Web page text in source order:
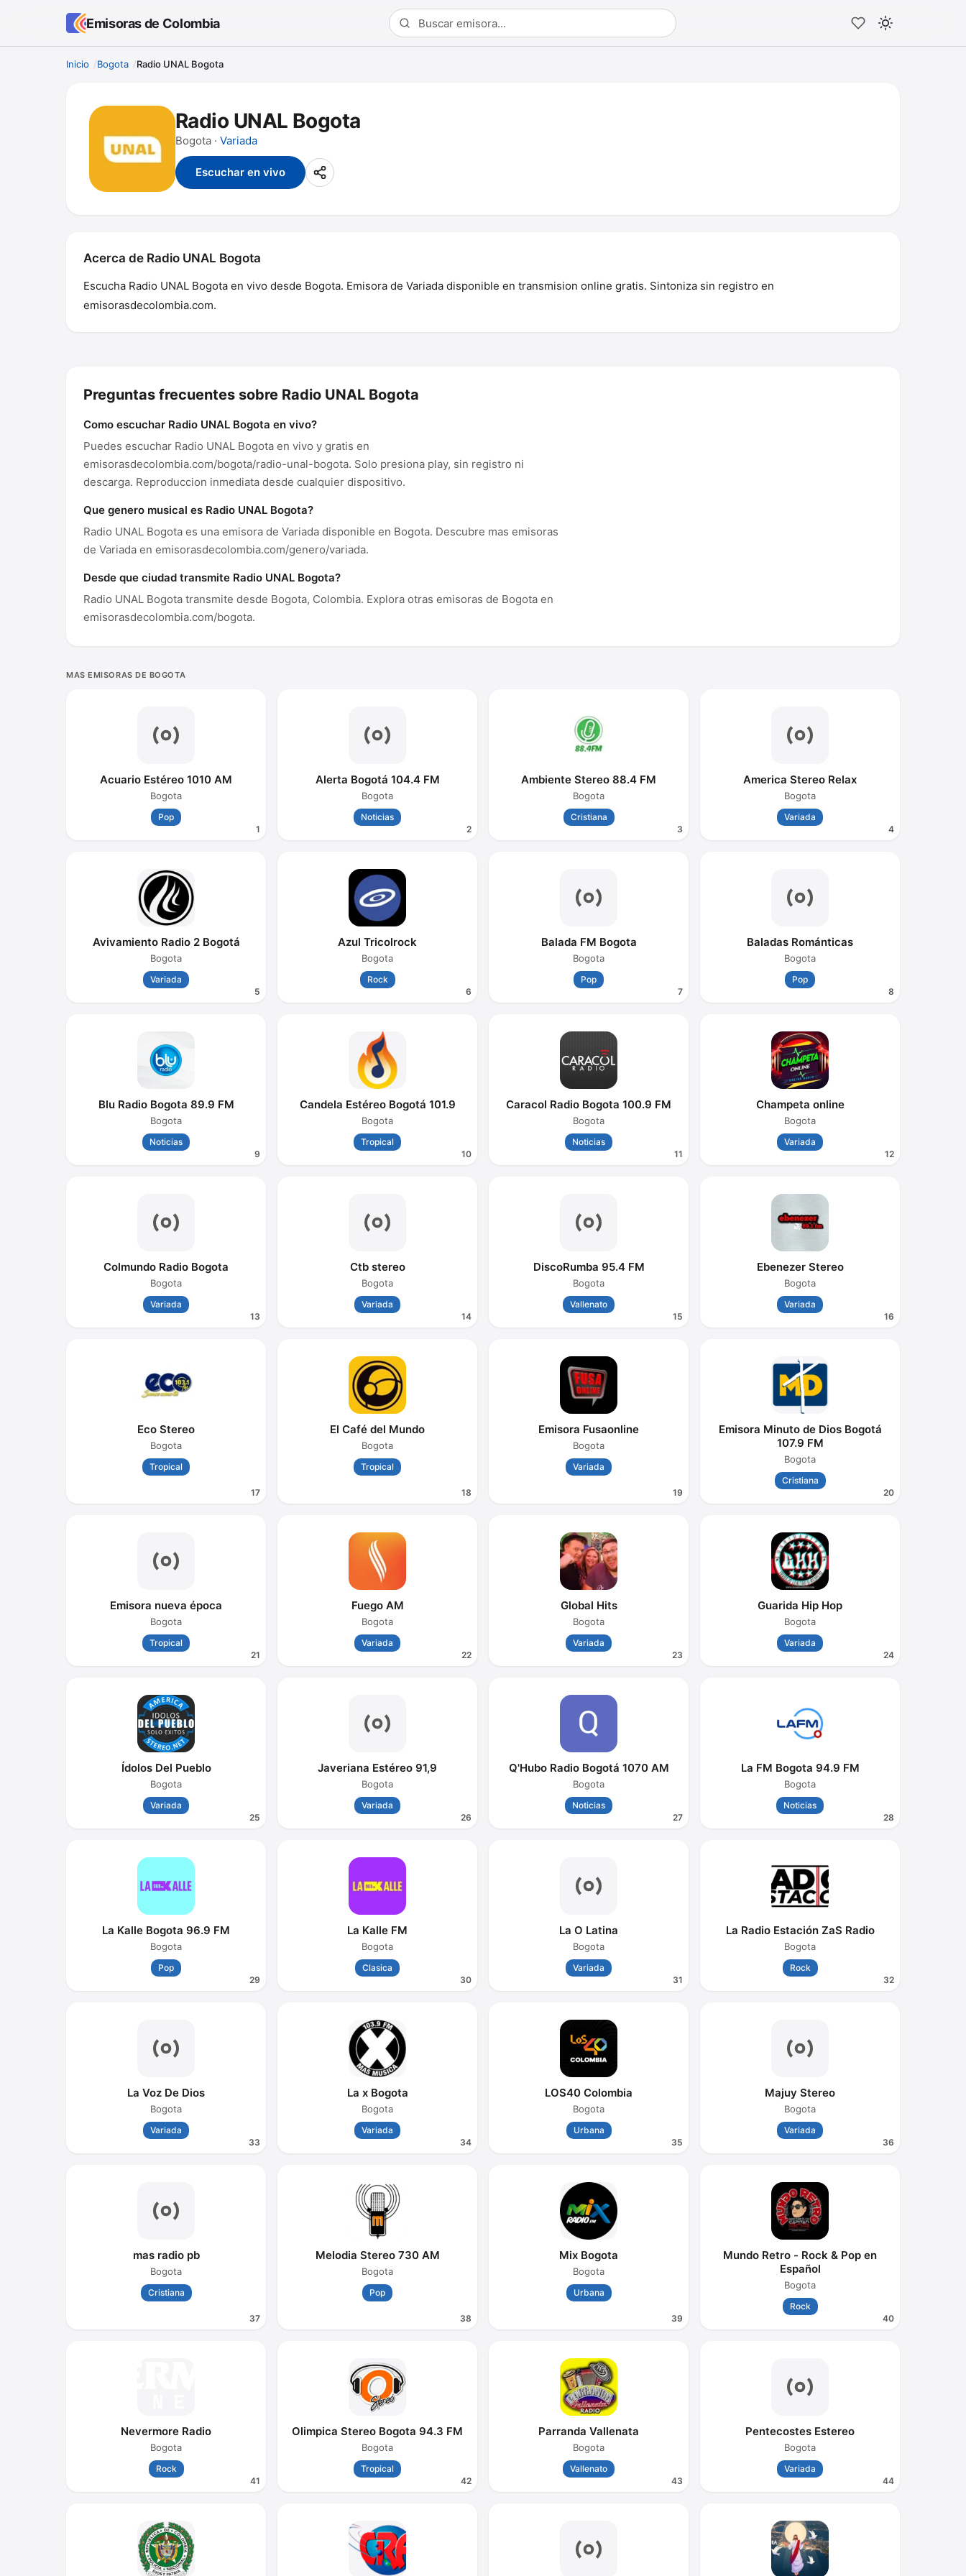
Emisoras de Colombia
Inicio Bogota Radio UNAL Bogota
Radio UNAL Bogota
Bogota · Variada
Escuchar en vivo
Acerca de Radio UNAL Bogota
Escucha Radio UNAL Bogota en vivo desde Bogota. Emisora de Variada disponible en transmision online gratis. Sintoniza sin registro en
emisorasdecolombia.com.
Preguntas frecuentes sobre Radio UNAL Bogota
Como escuchar Radio UNAL Bogota en vivo?
Puedes escuchar Radio UNAL Bogota en vivo y gratis en
emisorasdecolombia.com/bogota/radio-unal-bogota. Solo presiona play, sin registro ni
descarga. Reproduccion inmediata desde cualquier dispositivo.
Que genero musical es Radio UNAL Bogota?
Radio UNAL Bogota es una emisora de Variada disponible en Bogota. Descubre mas emisoras
de Variada en emisorasdecolombia.com/genero/variada.
Desde que ciudad transmite Radio UNAL Bogota?
Radio UNAL Bogota transmite desde Bogota, Colombia. Explora otras emisoras de Bogota en
emisorasdecolombia.com/bogota.
MAS EMISORAS DE BOGOTA
1
Acuario Estéreo 1010 AM
Bogota
Pop
2
Alerta Bogotá 104.4 FM
Bogota
Noticias
3
Ambiente Stereo 88.4 FM
Bogota
Cristiana
4
America Stereo Relax
Bogota
Variada
5
Avivamiento Radio 2 Bogotá
Bogota
Variada
6
Azul Tricolrock
Bogota
Rock
7
Balada FM Bogota
Bogota
Pop
8
Baladas Románticas
Bogota
Pop
9
Blu Radio Bogota 89.9 FM
Bogota
Noticias
10
Candela Estéreo Bogotá 101.9
Bogota
Tropical
11
Caracol Radio Bogota 100.9 FM
Bogota
Noticias
12
Champeta online
Bogota
Variada
13
Colmundo Radio Bogota
Bogota
Variada
14
Ctb stereo
Bogota
Variada
15
DiscoRumba 95.4 FM
Bogota
Vallenato
16
Ebenezer Stereo
Bogota
Variada
17
Eco Stereo
Bogota
Tropical
18
El Café del Mundo
Bogota
Tropical
19
Emisora Fusaonline
Bogota
Variada
20
Emisora Minuto de Dios Bogotá
107.9 FM
Bogota
Cristiana
21
Emisora nueva época
Bogota
Tropical
22
Fuego AM
Bogota
Variada
23
Global Hits
Bogota
Variada
24
Guarida Hip Hop
Bogota
Variada
25
Ídolos Del Pueblo
Bogota
Variada
26
Javeriana Estéreo 91,9
Bogota
Variada
27
Q'Hubo Radio Bogotá 1070 AM
Bogota
Noticias
28
La FM Bogota 94.9 FM
Bogota
Noticias
29
La Kalle Bogota 96.9 FM
Bogota
Pop
30
La Kalle FM
Bogota
Clasica
31
La O Latina
Bogota
Variada
32
La Radio Estación ZaS Radio
Bogota
Rock
33
La Voz De Dios
Bogota
Variada
34
La x Bogota
Bogota
Variada
35
LOS40 Colombia
Bogota
Urbana
36
Majuy Stereo
Bogota
Variada
37
mas radio pb
Bogota
Cristiana
38
Melodia Stereo 730 AM
Bogota
Pop
39
Mix Bogota
Bogota
Urbana
40
Mundo Retro - Rock & Pop en
Español
Bogota
Rock
41
Nevermore Radio
Bogota
Rock
42
Olimpica Stereo Bogota 94.3 FM
Bogota
Tropical
43
Parranda Vallenata
Bogota
Vallenato
44
Pentecostes Estereo
Bogota
Variada